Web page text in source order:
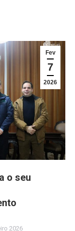
Fev
7
2026
o seu
2026